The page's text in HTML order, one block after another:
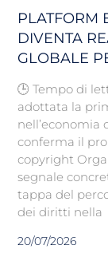
PLATFORM
DIVENTA
GLOBALE
🕒 Tempo di
adottata la
nell’economia
conferma il
copyright
segnale
tappa del
dei diritti nella
20/07/2026